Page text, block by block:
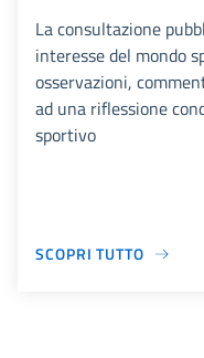
La consultazione
interesse del mondo
osservazioni,
ad una riflessione
sportivo
SCOPRI TUTTO